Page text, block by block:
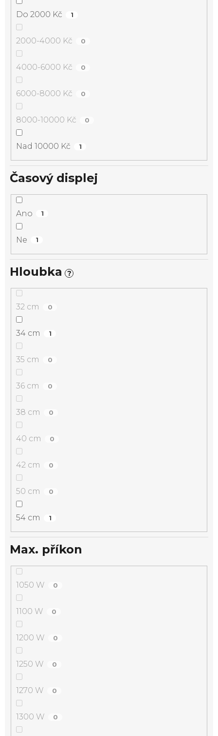
Do 2000 Kč 1
2000-4000 Kč 0
4000-6000 Kč 0
6000-8000 Kč 0
8000-10000 Kč 0
Nad 10000 Kč 1
Časový displej
Ano 1
Ne 1
Hloubka ?
32 cm 0
34 cm 1
35 cm 0
36 cm 0
38 cm 0
40 cm 0
42 cm 0
50 cm 0
54 cm 1
Max. příkon
1050 W 0
1100 W 0
1200 W 0
1250 W 0
1270 W 0
1300 W 0